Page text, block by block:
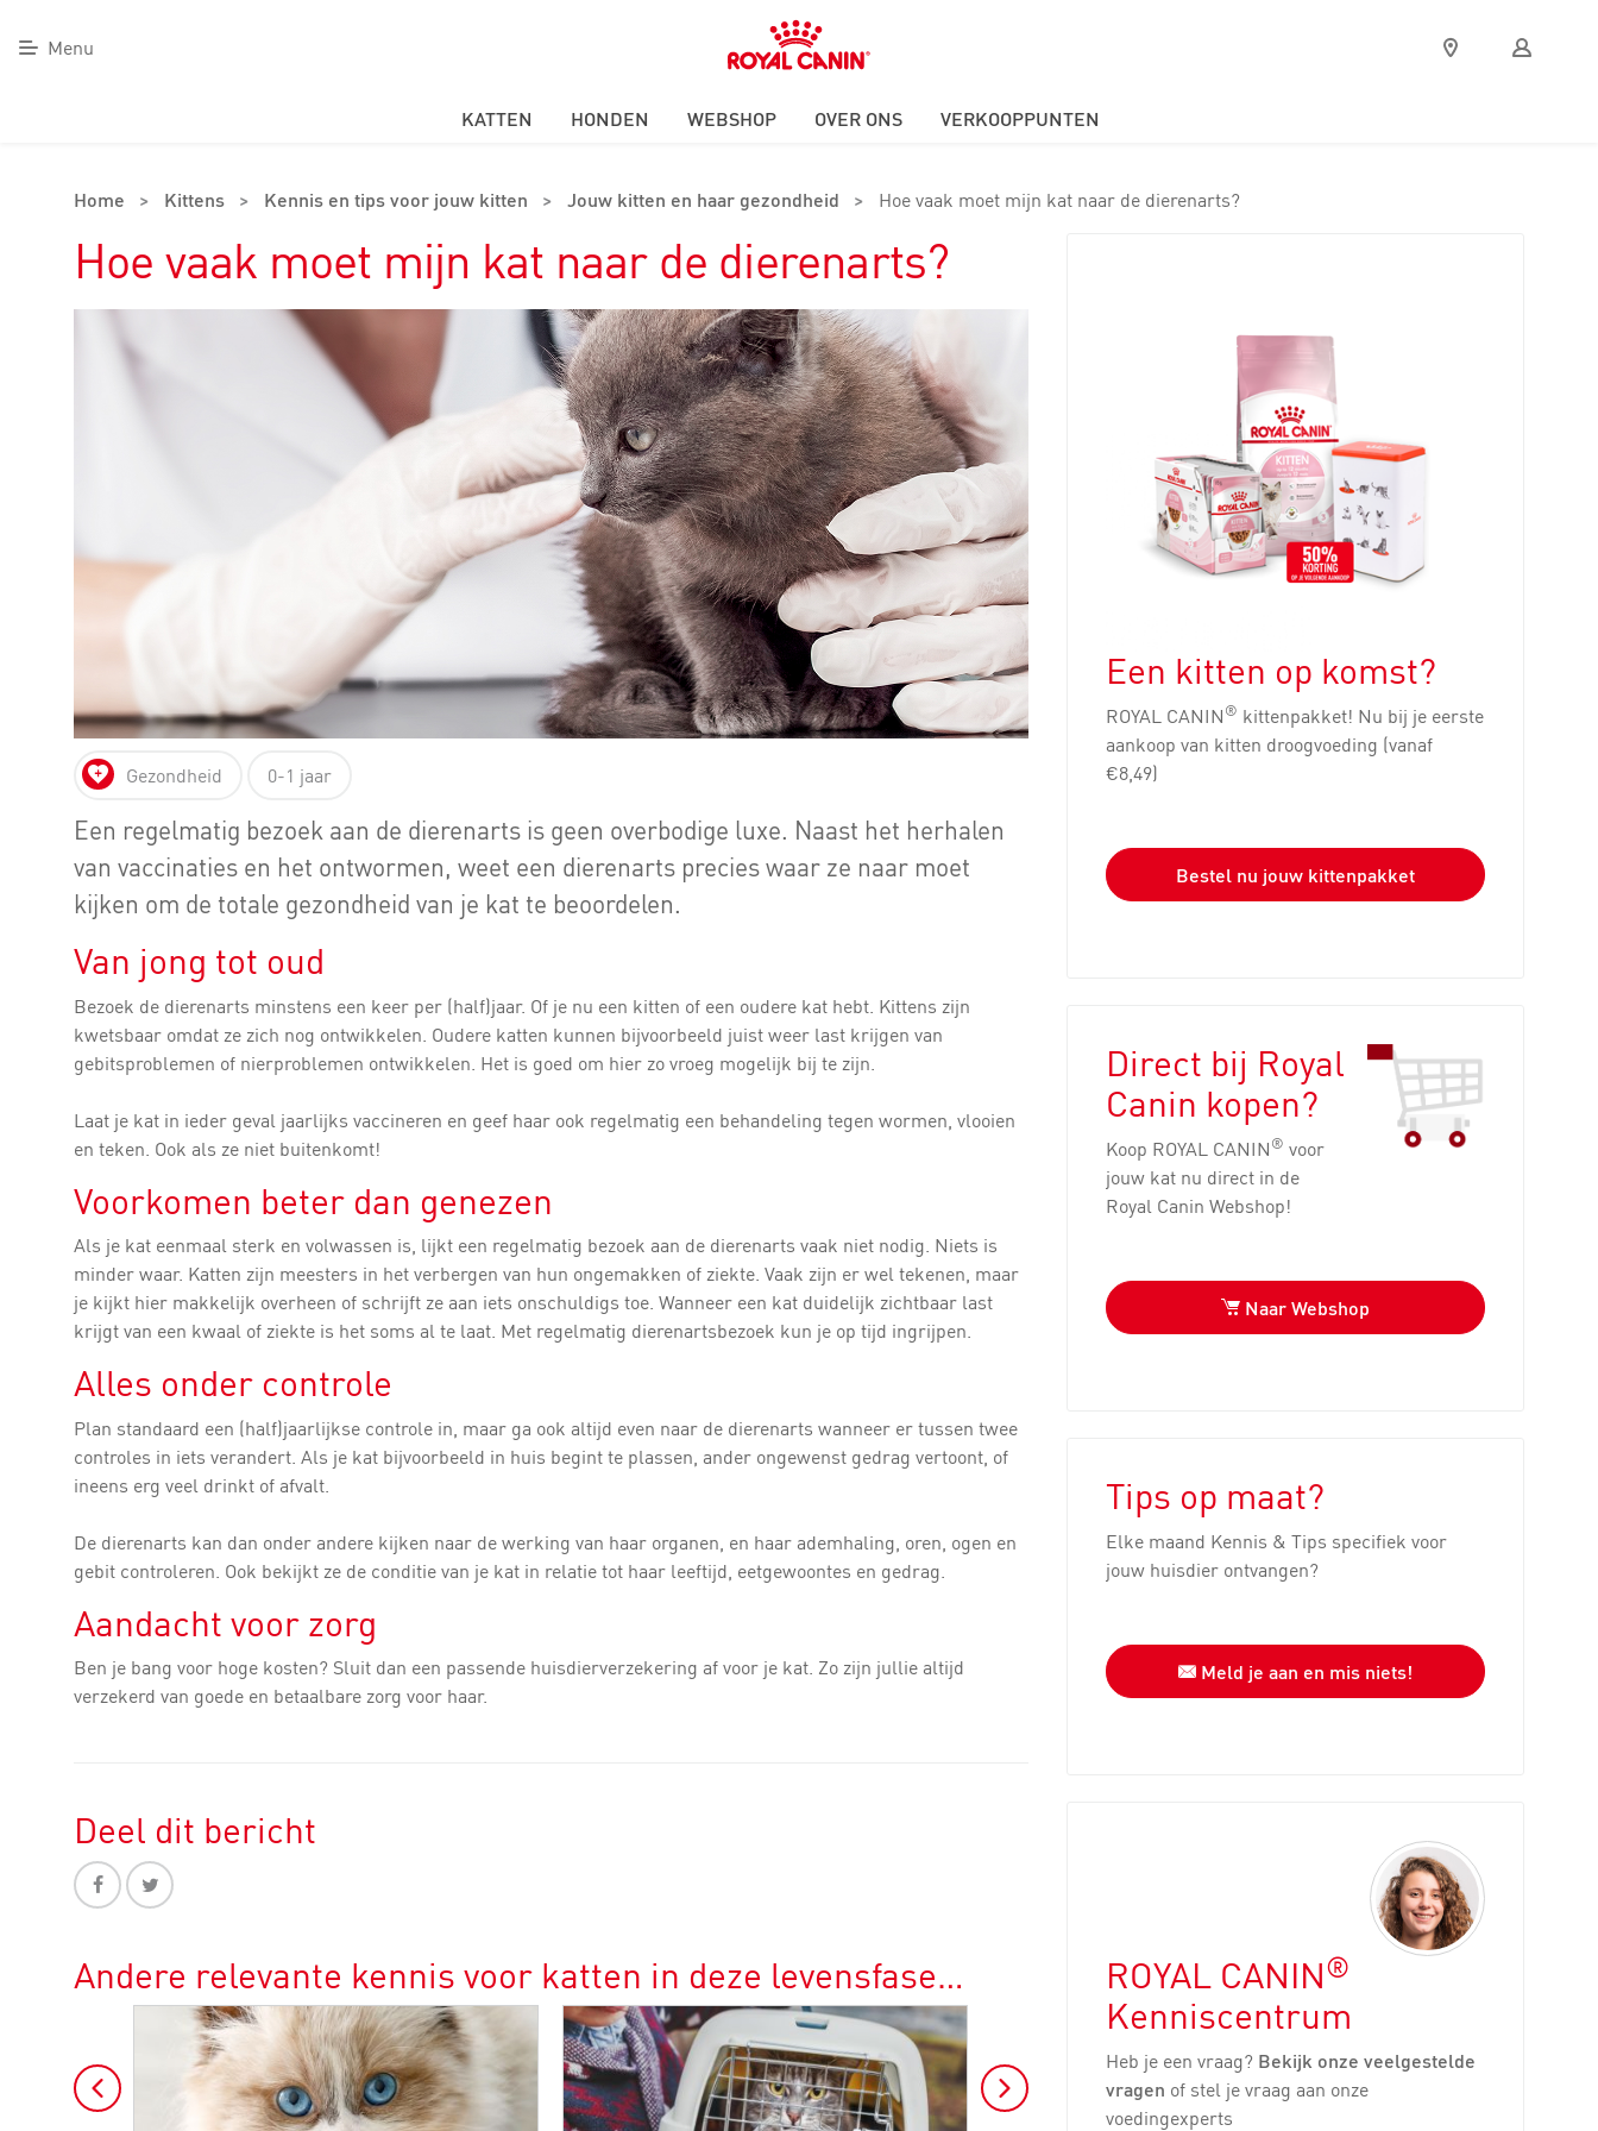
Menu
Royal
Canin
Verkooppunten
Mijn
Royal
KATTEN
HONDEN WEBSHOP OVER ONS VERKOOPPUNTEN
Home > Kittens > Kennis en tips voor jouw kitten > Jouw kitten en haar gezondheid > Hoe vaak moet mijn kat naar de dierenarts?
Hoe vaak moet mijn kat naar de dierenarts?
Gezondheid 0-1 jaar
Een regelmatig bezoek aan de dierenarts is geen overbodige luxe. Naast het herhalen
van vaccinaties en het ontwormen, weet een dierenarts precies waar ze naar moet
kijken om de totale gezondheid van je kat te beoordelen.
Van jong tot oud
Bezoek de dierenarts minstens een keer per (half)jaar. Of je nu een kitten of een oudere kat hebt. Kittens zijn
kwetsbaar omdat ze zich nog ontwikkelen. Oudere katten kunnen bijvoorbeeld juist weer last krijgen van
gebitsproblemen of nierproblemen ontwikkelen. Het is goed om hier zo vroeg mogelijk bij te zijn.
Laat je kat in ieder geval jaarlijks vaccineren en geef haar ook regelmatig een behandeling tegen wormen, vlooien
en teken. Ook als ze niet buitenkomt!
Voorkomen beter dan genezen
Als je kat eenmaal sterk en volwassen is, lijkt een regelmatig bezoek aan de dierenarts vaak niet nodig. Niets is
minder waar. Katten zijn meesters in het verbergen van hun ongemakken of ziekte. Vaak zijn er wel tekenen, maar
je kijkt hier makkelijk overheen of schrijft ze aan iets onschuldigs toe. Wanneer een kat duidelijk zichtbaar last
krijgt van een kwaal of ziekte is het soms al te laat. Met regelmatig dierenartsbezoek kun je op tijd ingrijpen.
Alles onder controle
Plan standaard een (half)jaarlijkse controle in, maar ga ook altijd even naar de dierenarts wanneer er tussen twee
controles in iets verandert. Als je kat bijvoorbeeld in huis begint te plassen, ander ongewenst gedrag vertoont, of
ineens erg veel drinkt of afvalt.
De dierenarts kan dan onder andere kijken naar de werking van haar organen, en haar ademhaling, oren, ogen en
gebit controleren. Ook bekijkt ze de conditie van je kat in relatie tot haar leeftijd, eetgewoontes en gedrag.
Aandacht voor zorg
Ben je bang voor hoge kosten? Sluit dan een passende huisdierverzekering af voor je kat. Zo zijn jullie altijd
verzekerd van goede en betaalbare zorg voor haar.
Deel dit bericht
Andere relevante kennis voor katten in deze levensfase…
Een kitten op komst?
ROYAL CANIN® kittenpakket! Nu bij je eerste
aankoop van kitten droogvoeding (vanaf
€8,49)
Bestel nu jouw kittenpakket
Direct bij Royal
Canin kopen?
Koop ROYAL CANIN® voor
jouw kat nu direct in de
Royal Canin Webshop!
Naar Webshop
Tips op maat?
Elke maand Kennis & Tips specifiek voor
jouw huisdier ontvangen?
Meld je aan en mis niets!
ROYAL CANIN®
Kenniscentrum
Heb je een vraag? Bekijk onze veelgestelde
vragen of stel je vraag aan onze
voedingexperts